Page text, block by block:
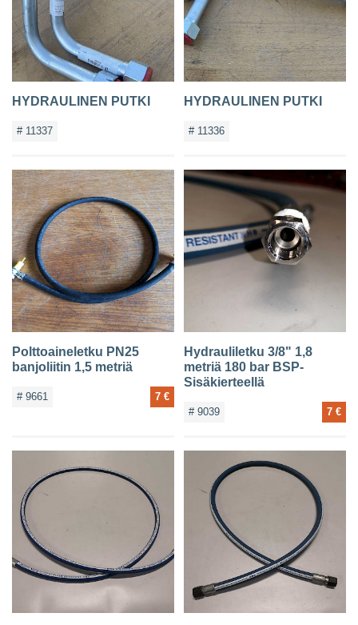
HYDRAULINEN PUTKI
# 11337
HYDRAULINEN PUTKI
# 11336
Polttoaineletku PN25
banjoliitin 1,5 metriä
# 9661 7 €
Hydrauliletku 3/8" 1,8
metriä 180 bar BSP-
Sisäkierteellä
# 9039 7 €